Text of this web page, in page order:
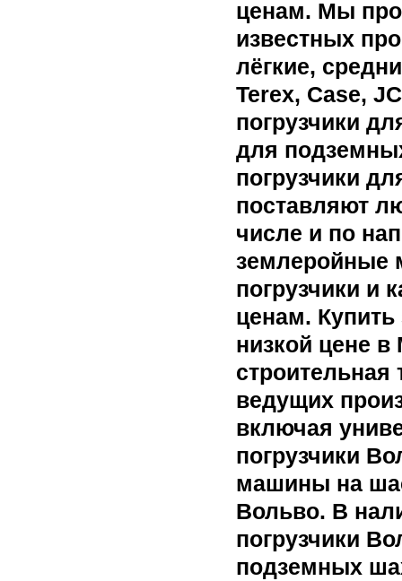
ценам. Мы
известных
лёгкие,
Terex, Case,
погрузчики
для
погрузчики
поставляют
числе и по
землеройные
погрузчики и
ценам.
низкой цене
строительная
ведущих
включая
погрузчики
машины на
Вольво. В
погрузчики
подземных